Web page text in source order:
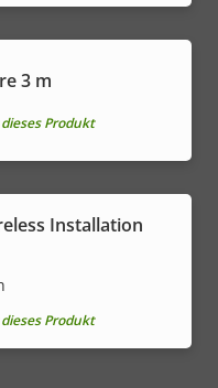
3 m
Produkt
Installation
Produkt